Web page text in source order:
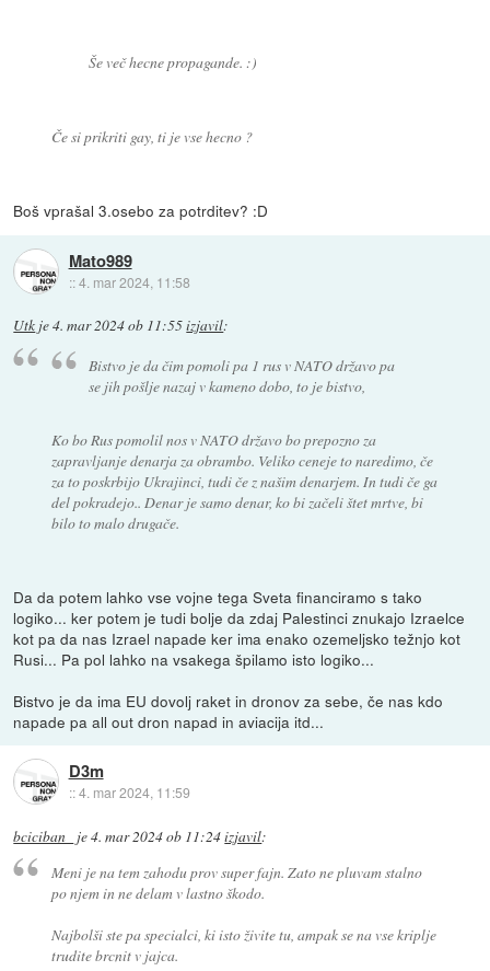
Še več hecne propagande. :)
Če si prikriti gay, ti je vse hecno ?
Boš vprašal 3.osebo za potrditev? :D
Mato989
::4. mar 2024, 11:58
Utk je4. mar 2024 ob 11:55izjavil:
Bistvo je da čim pomoli pa 1 rus v NATO državo pa
se jih pošlje nazaj v kameno dobo, to je bistvo,
Ko bo Rus pomolil nos v NATO državo bo prepozno za
zapravljanje denarja za obrambo. Veliko ceneje to naredimo, če
za to poskrbijo Ukrajinci, tudi če z našim denarjem. In tudi če ga
del pokradejo.. Denar je samo denar, ko bi začeli štet mrtve, bi
bilo to malo drugače.
Da da potem lahko vse vojne tega Sveta financiramo s tako
logiko... ker potem je tudi bolje da zdaj Palestinci znukajo Izraelce
kot pa da nas Izrael napade ker ima enako ozemeljsko težnjo kot
Rusi... Pa pol lahko na vsakega špilamo isto logiko...
Bistvo je da ima EU dovolj raket in dronov za sebe, če nas kdo
napade pa all out dron napad in aviacija itd...
D3m
::4. mar 2024, 11:59
bciciban_ je4. mar 2024 ob 11:24izjavil:
Meni je na tem zahodu prov super fajn. Zato ne pluvam stalno
po njem in ne delam v lastno škodo.
Najbolši ste pa specialci, ki isto živite tu, ampak se na vse kriplje
trudite brcnit v jajca.